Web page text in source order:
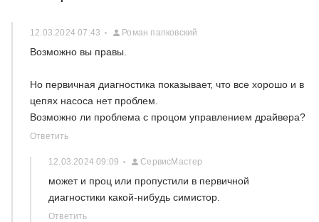
12.03.2024 07:43 Роман папковский
Возможно вы правы.
Но первичная диагностика показывает, что все хорошо и в
цепях насоса нет проблем.
Возможно ли проблема с процом управлением драйвера?
Ответить
12.03.2024 09:09 СервисМастер
может и проц или пропустили в первичной
диагностики какой-нибудь симистор.
Ответить